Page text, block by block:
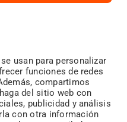
usan para personalizar
funciones de redes
compartimos
del sitio web con
publicidad y análisis
con otra información